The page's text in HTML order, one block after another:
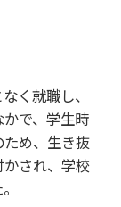
く就職し、
で、学生時
め、生き抜
され、学校